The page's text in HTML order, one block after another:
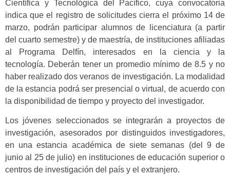
Científica y Tecnológica del Pacífico, cuya convocatoria
indica que el registro de solicitudes cierra el próximo 14 de
marzo, podrán participar alumnos de licenciatura (a partir
del cuarto semestre) y de maestría, de instituciones afiliadas
al Programa Delfín, interesados en la ciencia y la
tecnología. Deberán tener un promedio mínimo de 8.5 y no
haber realizado dos veranos de investigación. La modalidad
de la estancia podrá ser presencial o virtual, de acuerdo con
la disponibilidad de tiempo y proyecto del investigador.
Los jóvenes seleccionados se integrarán a proyectos de
investigación, asesorados por distinguidos investigadores,
en una estancia académica de siete semanas (del 9 de
junio al 25 de julio) en instituciones de educación superior o
centros de investigación del país y el extranjero.